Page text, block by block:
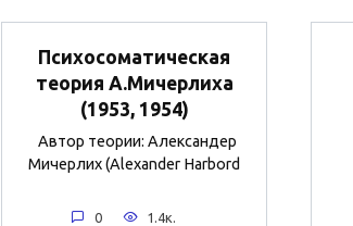
Психосоматическая
теория А.Мичерлиха
(1953, 1954)
Автор теории: Александер
Мичерлих (Alexander Harbord
0 1.4к.